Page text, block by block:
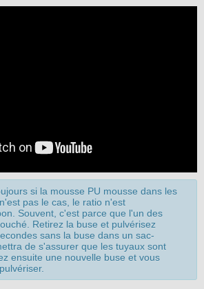
si la mousse PU mousse dans les
pas le cas, le ratio n'est
Souvent, c'est parce que l'un des
Retirez la buse et pulvérisez
sans la buse dans un sac-
de s'assurer que les tuyaux sont
ensuite une nouvelle buse et vous